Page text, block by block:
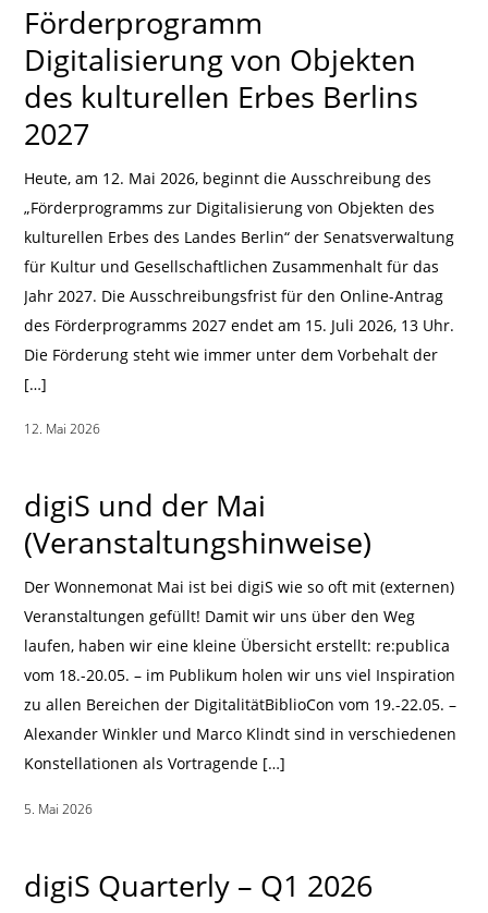
Förderprogramm
Digitalisierung von Objekten
des kulturellen Erbes Berlins
2027
Heute, am 12. Mai 2026, beginnt die Ausschreibung des
„Förderprogramms zur Digitalisierung von Objekten des
kulturellen Erbes des Landes Berlin“ der Senatsverwaltung
für Kultur und Gesellschaftlichen Zusammenhalt für das
Jahr 2027. Die Ausschreibungsfrist für den Online-Antrag
des Förderprogramms 2027 endet am 15. Juli 2026, 13 Uhr.
Die Förderung steht wie immer unter dem Vorbehalt der
[…]
12. Mai 2026
digiS und der Mai
(Veranstaltungshinweise)
Der Wonnemonat Mai ist bei digiS wie so oft mit (externen)
Veranstaltungen gefüllt! Damit wir uns über den Weg
laufen, haben wir eine kleine Übersicht erstellt: re:publica
vom 18.-20.05. – im Publikum holen wir uns viel Inspiration
zu allen Bereichen der DigitalitätBiblioCon vom 19.-22.05. –
Alexander Winkler und Marco Klindt sind in verschiedenen
Konstellationen als Vortragende […]
5. Mai 2026
digiS Quarterly – Q1 2026